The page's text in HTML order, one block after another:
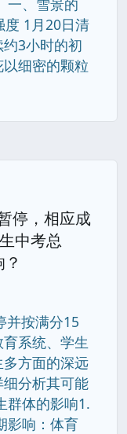
一、雪景的
度 1月20日清
3小时的初
细密的颗粒
停，相应成
中考总
并按满分15
系统、学生
方面的深远
分析其可能
群体的影响1.
影响：体育